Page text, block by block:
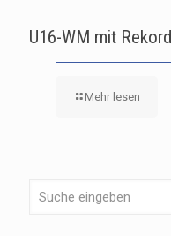
U16-WM mit
Mehr lesen